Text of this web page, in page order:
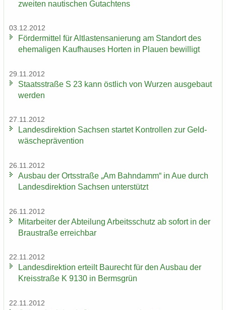
zwei­ten nau­ti­schen Gut­ach­tens
03.12.2012
För­der­mit­tel für Alt­las­ten­sa­nie­rung am Stand­ort des
ehe­ma­li­gen Kauf­hau­ses Hor­ten in Plau­en be­wil­ligt
29.11.2012
Staats­stra­ße S 23 kann öst­lich von Wur­zen aus­ge­baut
wer­den
27.11.2012
Lan­des­di­rek­ti­on Sach­sen star­tet Kon­trol­len zur Geld­
wä­sche­prä­ven­ti­on
26.11.2012
Aus­bau der Orts­stra­ße „Am Bahn­damm“ in Aue durch
Lan­des­di­rek­ti­on Sach­sen un­ter­stützt
26.11.2012
Mit­ar­bei­ter der Ab­tei­lung Ar­beits­schutz ab so­fort in der
Brau­stra­ße er­reich­bar
22.11.2012
Lan­des­di­rek­ti­on er­teilt Bau­recht für den Aus­bau der
Kreis­stra­ße K 9130 in Berms­grün
22.11.2012